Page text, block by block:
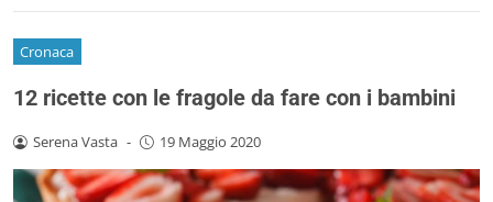
Cronaca
12 ricette con le fragole da fare con i bambini
Serena Vasta - 19 Maggio 2020